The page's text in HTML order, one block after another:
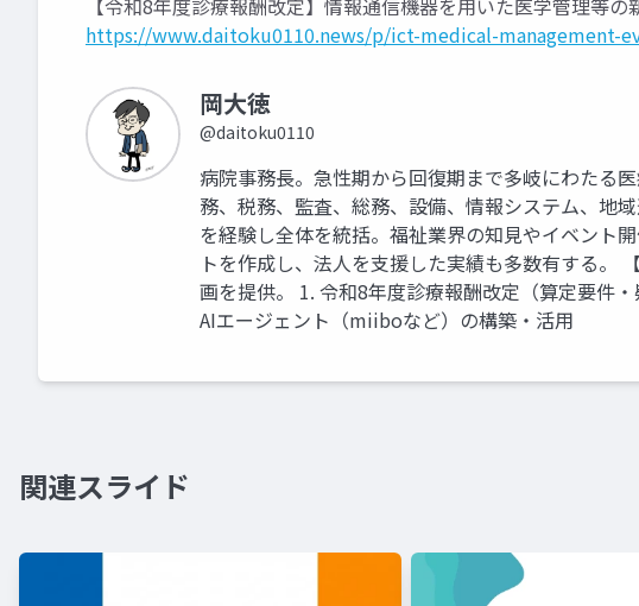
https://www.daitoku0110.news/p/ict-medical-management-
岡大徳
@daitoku0110
病院事務長。急性期から回復期まで多岐にわたる
務、税務、監査、総務、設備、情報システム、地
を経験し全体を統括。福祉業界の知見やイベント
トを作成し、法人を支援した実績も多数有する。
画を提供。 1. 令和8年度診療報酬改定（算定要件
AIエージェント（miiboなど）の構築・活用
関連スライド